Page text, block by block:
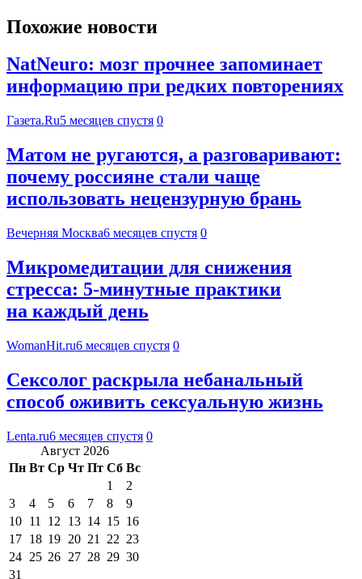
Похожие новости
NatNeuro: мозг прочнее запоминает
информацию при редких повторениях
Газета.Ru5 месяцев спустя 0
Матом не ругаются, а разговаривают:
почему россияне стали чаще
использовать нецензурную брань
Вечерняя Москва6 месяцев спустя 0
Микромедитации для снижения
стресса: 5-минутные практики
на каждый день
WomanHit.ru6 месяцев спустя 0
Сексолог раскрыла небанальный
способ оживить сексуальную жизнь
Lenta.ru6 месяцев спустя 0
Август 2026
Пн Вт Ср Чт Пт Сб Вс
1
2
3
4 5 6 7 8
9
10 11 12 13 14 15 16
17 18 19 20 21 22 23
24 25 26 27 28 29 30
31